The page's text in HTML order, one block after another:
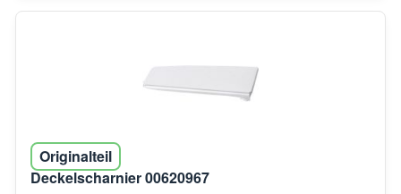
Originalteil
Deckelscharnier 00620967